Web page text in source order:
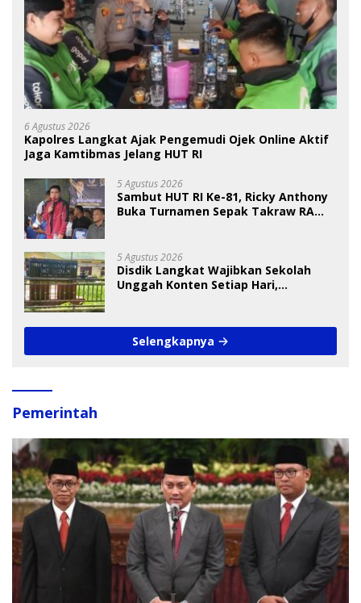
6 Agustus 2026
Kapolres Langkat Ajak Pengemudi Ojek Online Aktif
Jaga Kamtibmas Jelang HUT RI
5 Agustus 2026
Sambut HUT RI Ke-81, Ricky Anthony
Buka Turnamen Sepak Takraw RA
5 Agustus 2026
Disdik Langkat Wajibkan Sekolah
Unggah Konten Setiap Hari,
Selengkapnya
Pemerintah